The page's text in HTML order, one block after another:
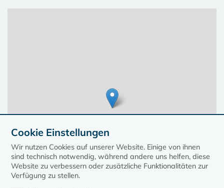
Cookie Einstellungen
Wir nutzen Cookies auf unserer Website. Einige von ihnen
sind technisch notwendig, während andere uns helfen, diese
Website zu verbessern oder zusätzliche Funktionalitäten zur
Verfügung zu stellen.